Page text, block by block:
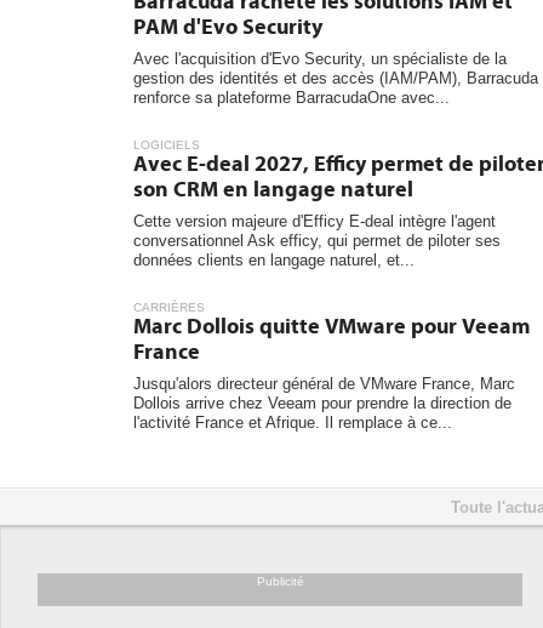
PAM d'Evo Security
Avec l'acquisition d'Evo Security, un spécialiste de la
gestion des identités et des accès (IAM/PAM), Barracuda
renforce sa plateforme BarracudaOne avec...
LOGICIELS
Avec E-deal 2027, Efficy permet de
son CRM en langage naturel
Cette version majeure d'Efficy E-deal intègre l'agent
conversationnel Ask efficy, qui permet de piloter ses
données clients en langage naturel, et...
CARRIÈRES
Marc Dollois quitte VMware pour Veeam
France
Jusqu'alors directeur général de VMware France, Marc
Dollois arrive chez Veeam pour prendre la direction de
l'activité France et Afrique. Il remplace à ce...
Toute
Publicité